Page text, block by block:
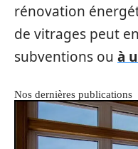
rénovation
de vitrages peut
subventions ou à
Nos dernières publications